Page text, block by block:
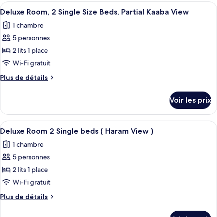
2
Single
Size
Beds,
Haram
Courtyard
View
de
Deluxe
Room,
Single
Size
Haram
Afficher
toutes
les
photos
pour
ce
type
de
Deluxe
Room,
2
Single
Size
Beds,
Partial
Kaaba
View
Une chambre d’hôtel avec deux lits,
7
Deluxe Room, 2 Single Size Beds, Partial Kaaba View
1 chambre
5 personnes
2 lits 1 place
Wi-Fi gratuit
Plus de détails
Plus
le
type
de
Deluxe
Room,
Single
Size
Partial
Voir les prix
Afficher
toutes
les
photos
pour
ce
type
de
Une chambre d’hôtel avec deux lits,
7
Deluxe Room 2 Single beds ( Haram View )
1 chambre
5 personnes
2 lits 1 place
Wi-Fi gratuit
Plus de détails
Plus